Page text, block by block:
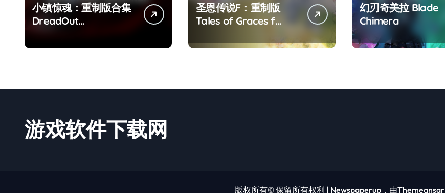
小镇惊魂：重制版合集
DreadOut
Remastered
Collection
圣恩传说F：重制版
Tales of Graces f
幻刃奇美拉 Blade
Chimera
游戏软件下载网
版权所有© 保留所有权利 | Newspaperup ，由Themeansar